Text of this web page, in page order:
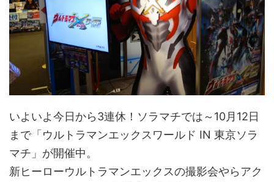
いよいよ今日から3連休！ソラマチでは～10月12日
まで「ウルトラマンエックスワールド IN 東京ソラ
マチ」が開催中。
新ヒーローウルトラマンエックスの撮影会やらアク